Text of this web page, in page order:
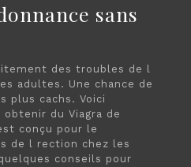
sans
des troubles de l
adultes. Une chance de
plus cachs. Voici
du Viagra de
conçu pour le
de l rection chez les
conseils pour